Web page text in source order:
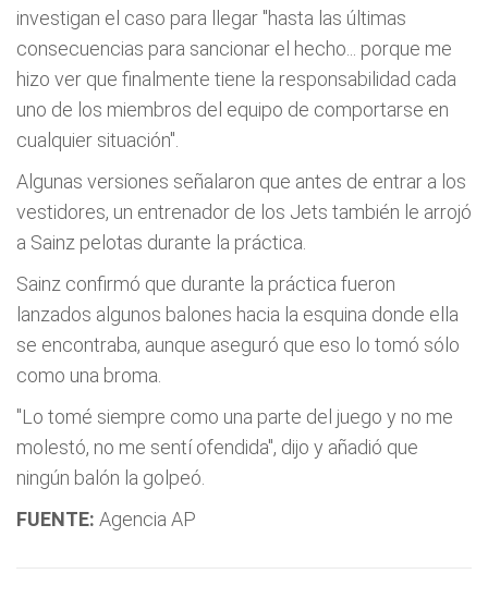
investigan el caso para llegar "hasta las últimas
consecuencias para sancionar el hecho... porque me
hizo ver que finalmente tiene la responsabilidad cada
uno de los miembros del equipo de comportarse en
cualquier situación".
Algunas versiones señalaron que antes de entrar a los
vestidores, un entrenador de los Jets también le arrojó
a Sainz pelotas durante la práctica.
Sainz confirmó que durante la práctica fueron
lanzados algunos balones hacia la esquina donde ella
se encontraba, aunque aseguró que eso lo tomó sólo
como una broma.
"Lo tomé siempre como una parte del juego y no me
molestó, no me sentí­ ofendida", dijo y añadió que
ningún balón la golpeó.
FUENTE: Agencia AP